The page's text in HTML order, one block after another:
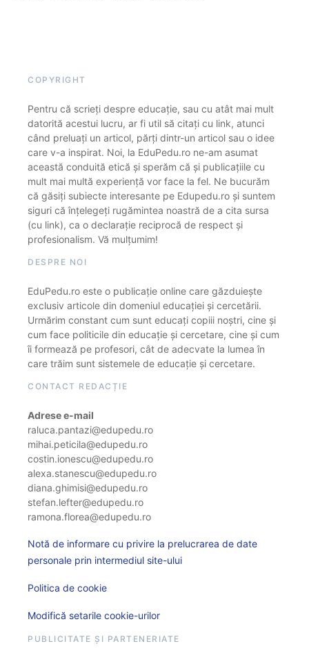
COPYRIGHT
Pentru că scrieți despre educație, sau cu atât mai mult
datorită acestui lucru, ar fi util să citați cu link, atunci
când preluați un articol, părți dintr-un articol sau o idee
care v-a inspirat. Noi, la EduPedu.ro ne-am asumat
această conduită etică și sperăm că și publicațiile cu
mult mai multă experiență vor face la fel. Ne bucurăm
că găsiți subiecte interesante pe Edupedu.ro și suntem
siguri că înțelegeți rugămintea noastră de a cita sursa
(cu link), ca o declarație reciprocă de respect și
profesionalism. Vă mulțumim!
DESPRE NOI
EduPedu.ro este o publicație online care găzduiește
exclusiv articole din domeniul educației și cercetării.
Urmărim constant cum sunt educați copiii noștri, cine și
cum face politicile din educație și cercetare, cine și cum
îi formează pe profesori, cât de adecvate la lumea în
care trăim sunt sistemele de educație și cercetare.
CONTACT REDACȚIE
Adrese e-mail
raluca.pantazi@edupedu.ro
mihai.peticila@edupedu.ro
costin.ionescu@edupedu.ro
alexa.stanescu@edupedu.ro
diana.ghimisi@edupedu.ro
stefan.lefter@edupedu.ro
ramona.florea@edupedu.ro
Notă de informare cu privire la prelucrarea de date
personale prin intermediul site-ului
Politica de cookie
Modifică setarile cookie-urilor
PUBLICITATE ȘI PARTENERIATE